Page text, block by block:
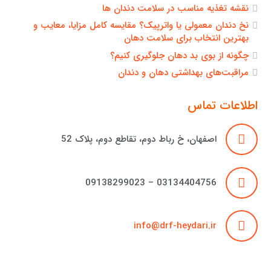
نقشه تغذیه مناسب در سلامت دندان ها
نخ دندان معمولی یا واترپیک؟ مقایسه کامل مزایا، معایب و
بهترین انتخاب برای سلامت دهان
چگونه از بوی بد دهان جلوگیری کنیم؟
مراقبت‌های بهداشتی دهان و دندان
اطلاعات تماس
اصفهان، خ رباط دوم، تقاطع دوم، پلاک 52
03134404756 – 09138299023
info@drf-heydari.ir